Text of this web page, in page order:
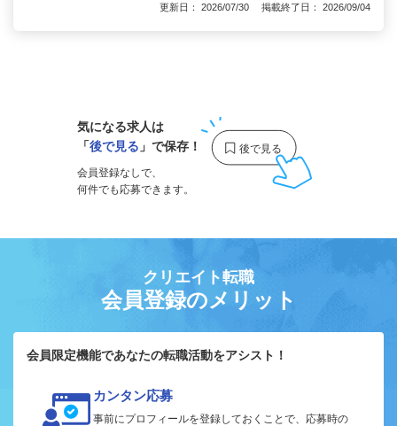
更新日： 2026/07/30 掲載終了日： 2026/09/04
気になる求人は
「後で見る 」で保存！
会員登録なしで、
何件でも応募できます。
クリエイト転職
会員登録のメリット
会員限定機能であなたの転職活動をアシスト！
カンタン応募
事前にプロフィールを登録しておくことで、応募時の